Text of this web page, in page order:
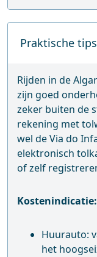
Praktische
Rijden in de
zijn goed
zeker buiten de
rekening met
wel de Via do
elektronisch
of zelf
Kostenindicatie:
Huurauto:
het